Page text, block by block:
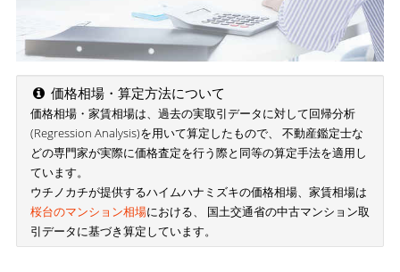
価格相場・算定方法について
価格相場・家賃相場は、過去の実取引データに対して回帰分析
(Regression Analysis)を用いて算定したもので、 不動産鑑定士な
どの専門家が実際に価格査定を行う際と同等の算定手法を適用し
ています。
ウチノカチが提供するハイムハナミズキの価格相場、家賃相場は
桜台のマンション相場における、 国土交通省の中古マンション取
引データに基づき算定しています。